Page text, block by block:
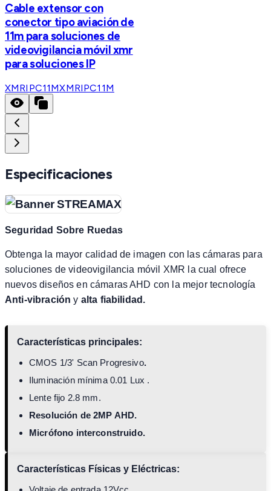
Cable extensor con
conector tipo aviación de
11m para soluciones de
videovigilancia móvil xmr
para soluciones IP
XMRIPC11MXMRIPC11M
Especificaciones
Seguridad Sobre Ruedas
Obtenga la mayor calidad de imagen con las cámaras para
soluciones de videovigilancia móvil XMR la cual ofrece
nuevos diseños en cámaras AHD con la mejor tecnología
Anti-vibración y alta fiabilidad.
Características principales:
CMOS 1/3' Scan Progresivo.
Iluminación mínima 0.01 Lux .
Lente fijo 2.8 mm.
Resolución de 2MP AHD.
Micrófono interconstruido.
Características Físicas y Eléctricas: